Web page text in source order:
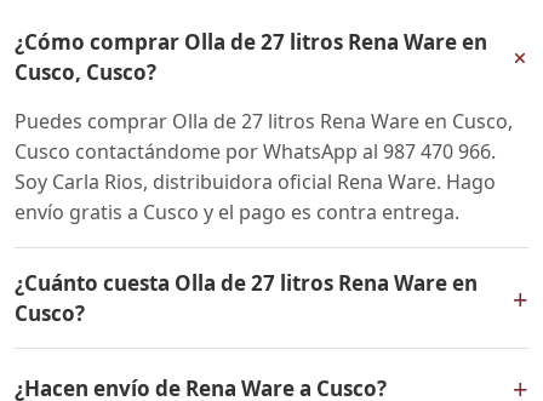
¿Cómo comprar Olla de 27 litros Rena Ware en
Cusco, Cusco?
+
Puedes comprar Olla de 27 litros Rena Ware en Cusco,
Cusco contactándome por WhatsApp al 987 470 966.
Soy Carla Rios, distribuidora oficial Rena Ware. Hago
envío gratis a Cusco y el pago es contra entrega.
¿Cuánto cuesta Olla de 27 litros Rena Ware en
Cusco?
+
todo el Perú. Contáctame por WhatsApp para conocer
¿Hacen envío de Rena Ware a Cusco? +